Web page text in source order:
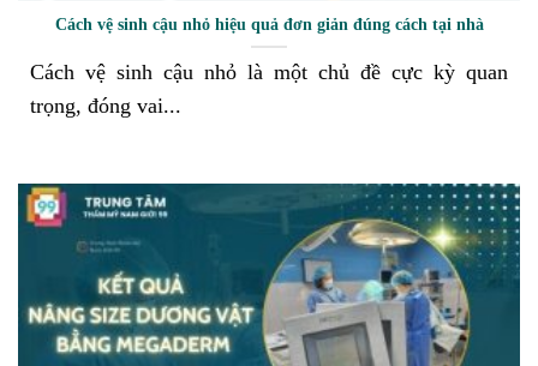
Cách vệ sinh cậu nhỏ hiệu quả đơn giản đúng cách tại nhà
Cách vệ sinh cậu nhỏ là một chủ đề cực kỳ quan
trọng, đóng vai...